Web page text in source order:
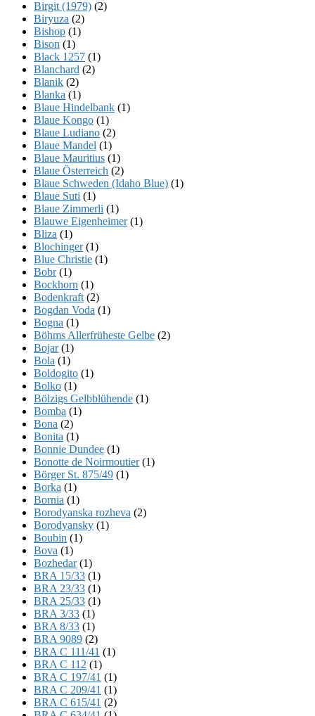
Birgit (1979) (2)
Biryuza (2)
Bishop (1)
Bison (1)
Black 1257 (1)
Blanchard (2)
Blanik (2)
Blanka (1)
Blaue Hindelbank (1)
Blaue Kongo (1)
Blaue Ludiano (2)
Blaue Mandel (1)
Blaue Mauritius (1)
Blaue Österreich (2)
Blaue Schweden (Idaho Blue) (1)
Blaue Suti (1)
Blaue Zimmerli (1)
Blauwe Eigenheimer(1)
Bliza (1)
Blochinger(1)
Blue Christie (1)
Bobr(1)
Bockhorn (1)
Bodenkraft (2)
Bogdan Voda (1)
Bogna (1)
Böhms Allerfrüheste Gelbe (2)
Bojar(1)
Bola (1)
Boldogito (1)
Bolko (1)
Bölzigs Gelbblühende (1)
Bomba (1)
Bona (2)
Bonita (1)
Bonnie Dundee (1)
Bonotte de Noirmoutier(1)
Börger St. 875/49 (1)
Borka (1)
Bornia (1)
Borodyanska rozheva (2)
Borodyansky (1)
Boubin (1)
Bova (1)
Bozhedar(1)
BRA 15/33 (1)
BRA 23/33 (1)
BRA 25/33 (1)
BRA 3/33 (1)
BRA 8/33 (1)
BRA 9089 (2)
BRA C 111/41 (1)
BRA C 112 (1)
BRA C 197/41 (1)
BRA C 209/41 (1)
BRA C 615/41 (2)